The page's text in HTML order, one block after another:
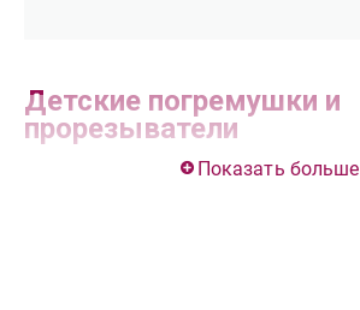
Детские погремушки и
прорезыватели
Показать больше